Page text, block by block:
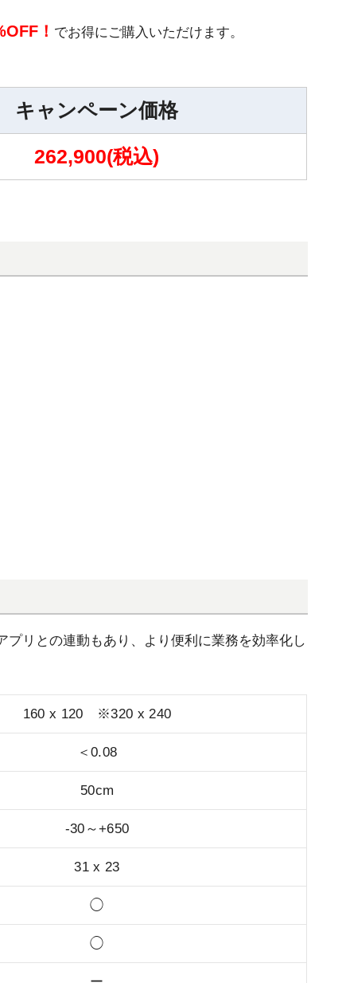
！ でお得にご購入いただけます。
キャンペーン価格
262,900(税込)
リとの連動もあり、より便利に業務を効率化し
160 x 120 ※320 x 240
＜0.08
50cm
-30～+650
31 x 23
◯
◯